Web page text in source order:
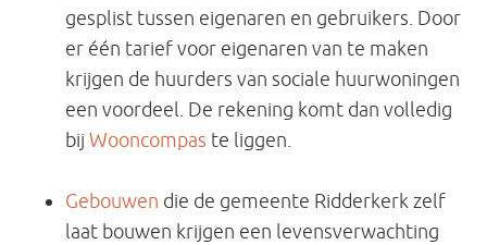
gesplist tussen eigenaren en gebruikers. Door
er één tarief voor eigenaren van te maken
krijgen de huurders van sociale huurwoningen
een voordeel. De rekening komt dan volledig
bij Wooncompas te liggen.
Gebouwen die de gemeente Ridderkerk zelf
laat bouwen krijgen een levensverwachting